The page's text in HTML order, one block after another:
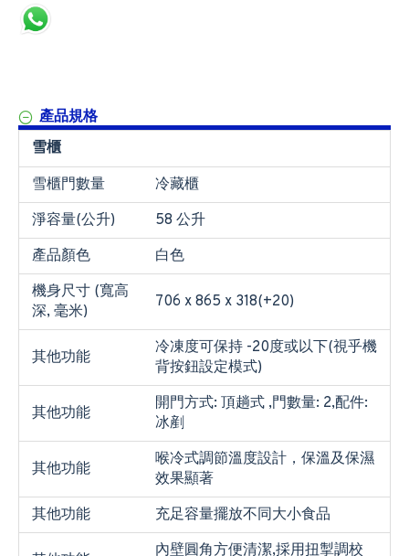
產品規格
雪櫃
雪櫃門數量
冷藏櫃
淨容量(公升)
58 公升
產品顏色
白色
機身尺寸 (寬高
深, 毫米)
706 x 865 x 318(+20)
其他功能
冷凍度可保持 -20度或以下(視乎機
背按鈕設定模式)
其他功能
開門方式: 頂趟式 ,門數量: 2,配件:
冰剷
其他功能
喉冷式調節溫度設計，保溫及保濕
效果顯著
其他功能
充足容量擺放不同大小食品
內壁圓角方便清潔,採用扭掣調校